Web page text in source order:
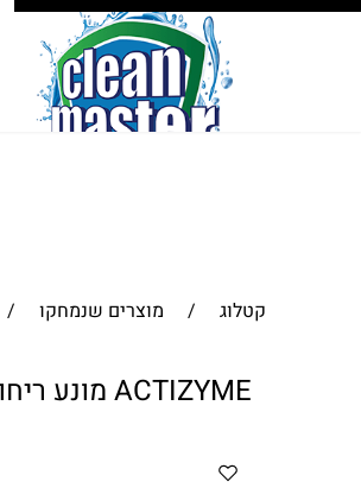
קטלוג / מוצרים שנמחקו /
ACTIZYME מונע ריחות רעים וסתימות ביוב ידידותי לסביבה ואיינו רעיל